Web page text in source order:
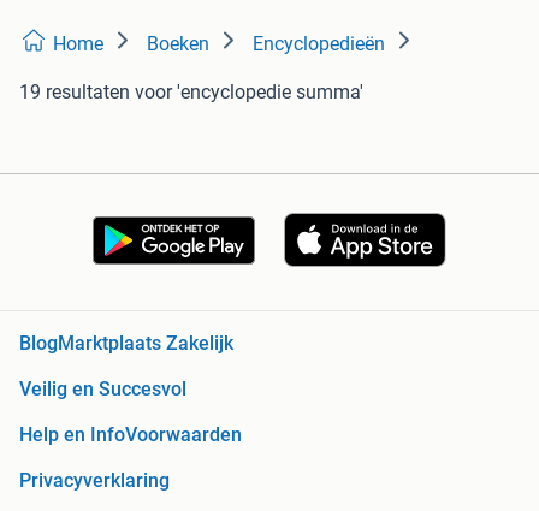
Home Boeken Encyclopedieën
19 resultaten voor 'encyclopedie summa'
BlogMarktplaats Zakelijk
Veilig en Succesvol
Help en InfoVoorwaarden
Privacyverklaring